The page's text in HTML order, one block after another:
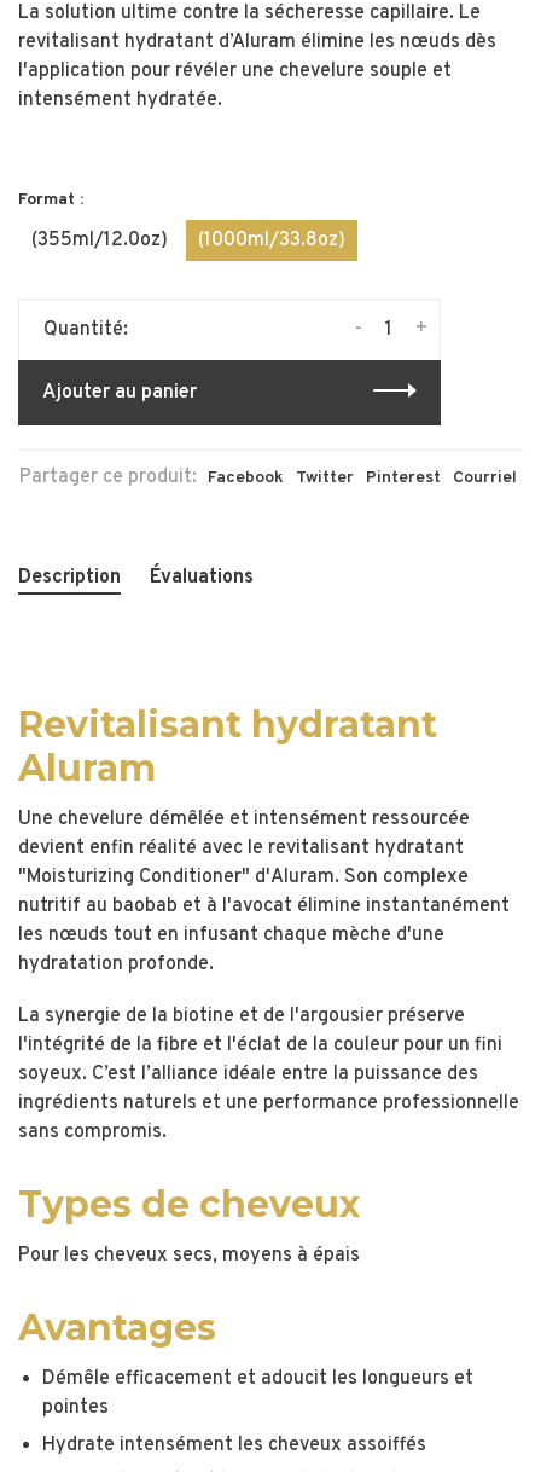
La solution ultime contre la sécheresse capillaire. Le
revitalisant hydratant d’Aluram élimine les nœuds dès
l'application pour révéler une chevelure souple et
intensément hydratée.
Format :
(355ml/12.0oz) (1000ml/33.8oz)
Quantité: +
-
Ajouter au panier
Partager ce produit: Facebook Twitter Pinterest Courriel
Description Évaluations
Revitalisant hydratant
Aluram
Une chevelure démêlée et intensément ressourcée
devient enfin réalité avec le revitalisant hydratant
"Moisturizing Conditioner" d'Aluram. Son complexe
nutritif au baobab et à l'avocat élimine instantanément
les nœuds tout en infusant chaque mèche d'une
hydratation profonde.
La synergie de la biotine et de l'argousier préserve
l'intégrité de la fibre et l'éclat de la couleur pour un fini
soyeux. C’est l’alliance idéale entre la puissance des
ingrédients naturels et une performance professionnelle
sans compromis.
Types de cheveux
Pour les cheveux secs, moyens à épais
Avantages
Démêle efficacement et adoucit les longueurs et
pointes
Hydrate intensément les cheveux assoiffés